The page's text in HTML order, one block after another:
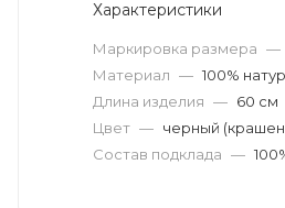
Характеристики
Маркировка размера —
Материал — 100%
Длина изделия — 60 см
Цвет — черный
Состав подклада —